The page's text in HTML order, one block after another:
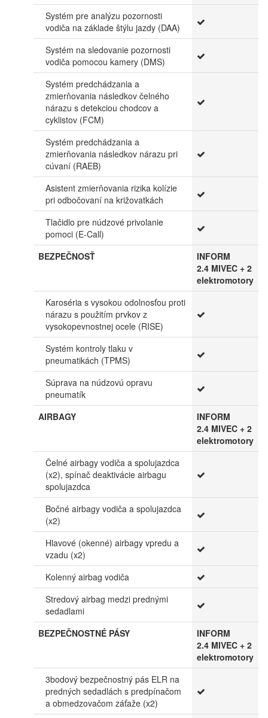
Systém pre analýzu pozornosti
vodiča na základe štýlu jazdy (DAA)
Systém na sledovanie pozornosti
vodiča pomocou kamery (DMS)
Systém predchádzania a
zmierňovania následkov čelného
nárazu s detekciou chodcov a
cyklistov (FCM)
Systém predchádzania a
zmierňovania následkov nárazu pri
cúvaní (RAEB)
Asistent zmierňovania rizika kolízie
pri odbočovaní na križovatkách
Tlačidlo pre núdzové privolanie
pomoci (E-Call)
BEZPEČNOSŤ
INFORM
2.4 MIVEC + 2
elektromotory
Karoséria s vysokou odolnosťou proti
nárazu s použitím prvkov z
vysokopevnostnej ocele (RISE)
Systém kontroly tlaku v
pneumatikách (TPMS)
Súprava na núdzovú opravu
pneumatík
AIRBAGY
INFORM
2.4 MIVEC + 2
elektromotory
Čelné airbagy vodiča a spolujazdca
(x2), spínač deaktivácie airbagu
spolujazdca
Bočné airbagy vodiča a spolujazdca
(x2)
Hlavové (okenné) airbagy vpredu a
vzadu (x2)
Kolenný airbag vodiča
Stredový airbag medzi prednými
sedadlami
BEZPEČNOSTNÉ PÁSY
INFORM
2.4 MIVEC + 2
elektromotory
3bodový bezpečnostný pás ELR na
predných sedadlách s predpínačom
a obmedzovačom záťaže (x2)